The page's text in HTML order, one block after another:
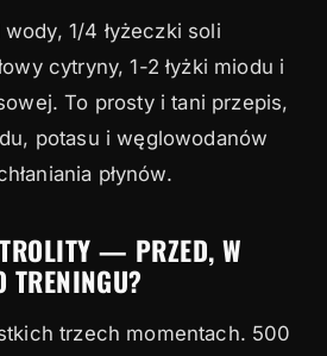
1/4 łyżeczki soli
cytryny, 1-2 łyżki miodu i
To prosty i tani przepis,
potasu i węglowodanów
płynów.
— PRZED, W
TRENINGU?
trzech momentach. 500